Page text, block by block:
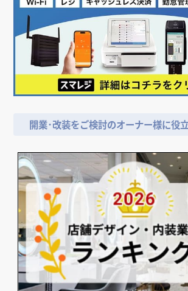
店舗デザイン検討時の
＼資料請求がおススメ！／
開業･改装をご検討のオーナー様に役